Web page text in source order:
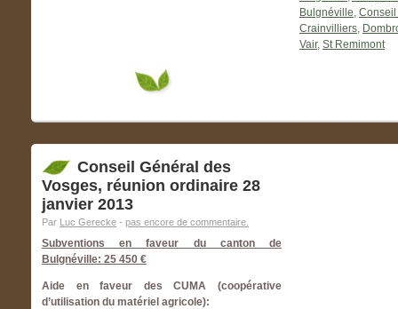
Bulgnéville, Conseil
Crainvilliers,
Vair, St Remimont
Conseil Général des
Vosges, réunion ordinaire 28
janvier 2013
Par Luc Gerecke - pas encore de commentaire.
Subventions en faveur du canton de
Bulgnéville: 25 450 €
Aide en faveur des CUMA (coopérative
d’utilisation du matériel agricole):